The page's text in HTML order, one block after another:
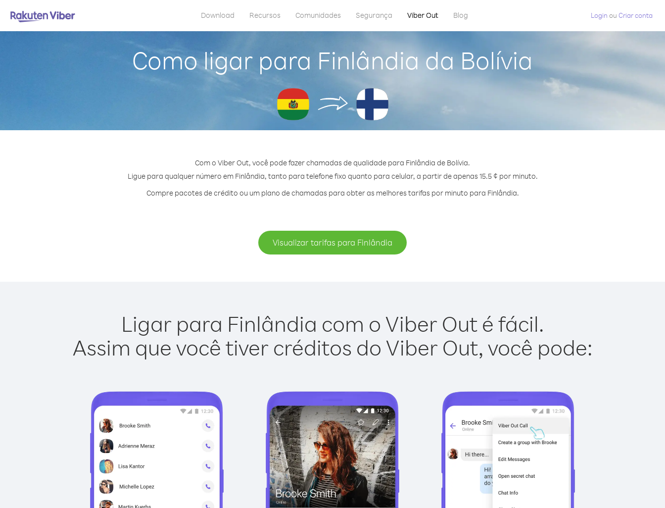
Download Recursos Comunidades Segurança Viber Out Blog Login ou Criar conta
Como ligar para Finlândia da Bolívia
Com o Viber Out, você pode fazer chamadas de qualidade para Finlândia de Bolívia.
Ligue para qualquer número em Finlândia, tanto para telefone fixo quanto para celular, a partir de apenas 15.5 ¢ por minuto.
Compre pacotes de crédito ou um plano de chamadas para obter as melhores tarifas por minuto para Finlândia.
Visualizar tarifas para Finlândia
Ligar para Finlândia com o Viber Out é fácil.
Assim que você tiver créditos do Viber Out, você pode: